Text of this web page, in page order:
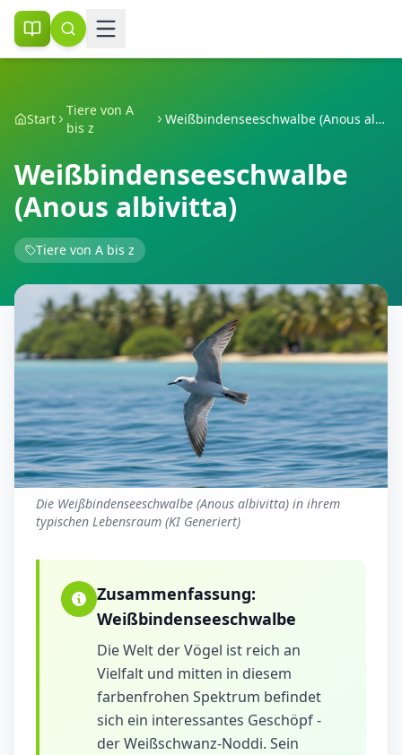
Start
Tiere von A
bis z
Weißbindenseeschwalbe (Anous albivitta)
Weißbindenseeschwalbe
(Anous albivitta)
Tiere von A bis z
Die Weißbindenseeschwalbe (Anous albivitta) in ihrem
typischen Lebensraum (KI Generiert)
Zusammenfassung:
Weißbindenseeschwalbe
Die Welt der Vögel ist reich an
Vielfalt und mitten in diesem
farbenfrohen Spektrum befindet
sich ein interessantes Geschöpf -
der Weißschwanz-Noddi. Sein